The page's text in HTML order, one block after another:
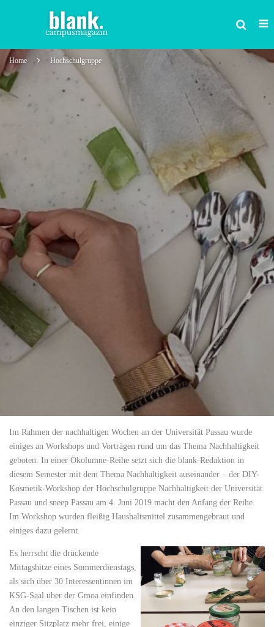
Home Hochschulgruppe
Im Rahmen der nachhaltigen Wochen an der Universität Passau wurde
einiges an Workshops und Vorträgen rund um das Thema Nachhaltigkeit
geboten. In einer Ökolumne-Reihe setzt sich die blank-Redaktion in
diesem Semester mit dem Thema Nachhaltigkeit auseinander – der DIY-
Kosmetik-Workshop der Hochschulgruppe Nachhaltigkeit der Universität
Passau und sneep Passau am 4. Juni 2019 macht den Anfang der Reihe.
Im Workshop wurden fleißig Haushaltsmittel zusammengebraut und
einiges dazu gelernt.
Es herrscht die drückende
Mittagshitze eines Sommerdienstags,
als sich über 30 Interessentinnen im
KSG-Saal über der Gmoa einfinden.
An den langen Tischen ist kein
einziger Sitzplatz mehr frei, einige